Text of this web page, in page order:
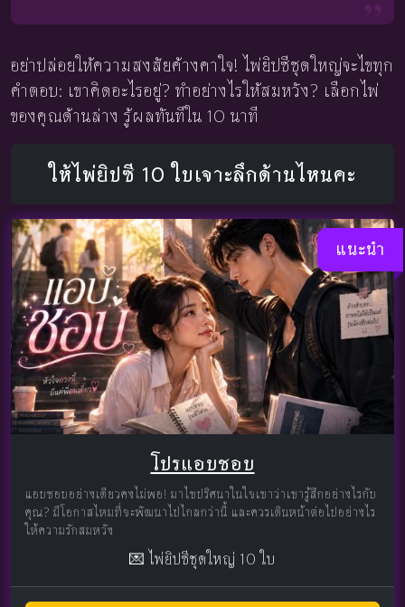
อย่าปล่อยให้ความสงสัยค้างคาใจ! ไพ่ยิปซีชุดใหญ่จะไขทุก
คำตอบ: เขาคิดอะไรอยู่? ทำอย่างไรให้สมหวัง? เลือกไพ่
ของคุณด้านล่าง รู้ผลทันทีใน 10 นาที
ให้ไพ่ยิปซี 10 ใบเจาะลึกด้านไหนคะ
แนะนำ
โปรแอบชอบ
แอบชอบอย่างเดียวคงไม่พอ! มาไขปริศนาในใจเขาว่าเขารู้สึกอย่างไรกับ
คุณ? มีโอกาสไหมที่จะพัฒนาไปไกลกว่านี้ และควรเดินหน้าต่อไปอย่างไร
ให้ความรักสมหวัง
💌 ไพ่ยิปซีชุดใหญ่ 10 ใบ